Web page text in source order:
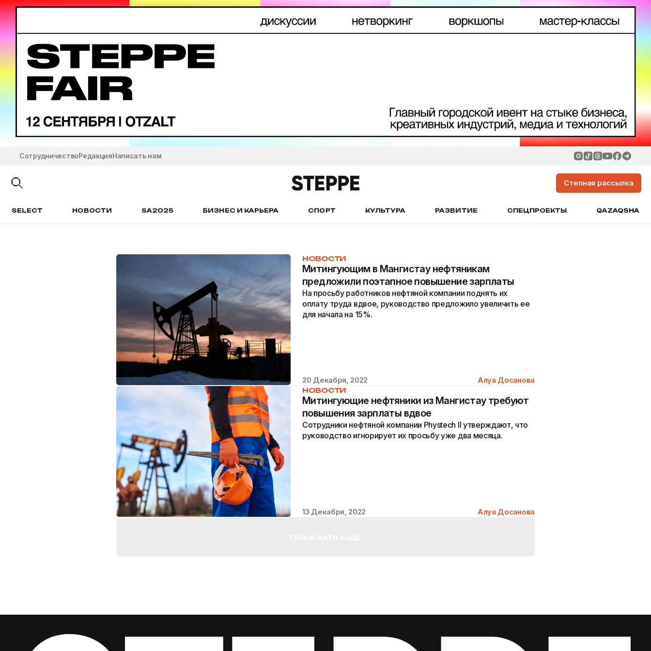
СотрудничествоРедакцияНаписать нам
Степная рассылка
SELECT НОВОСТИ SA2025 БИЗНЕС И КАРЬЕРА СПОРТ КУЛЬТУРА РАЗВИТИЕ СПЕЦПРОЕКТЫ QAZAQSHA
НОВОСТИ
Митингующим в Мангистау нефтяникам
предложили поэтапное повышение зарплаты
На просьбу работников нефтяной компании поднять их
оплату труда вдвое, руководство предложило увеличить ее
для начала на 15%.
20 Декабря, 2022 Алуа Досанова
НОВОСТИ
Митингующие нефтяники из Мангистау требуют
повышения зарплаты вдвое
Сотрудники нефтяной компании Phystech II утверждают, что
руководство игнорирует их просьбу уже два месяца.
13 Декабря, 2022 Алуа Досанова